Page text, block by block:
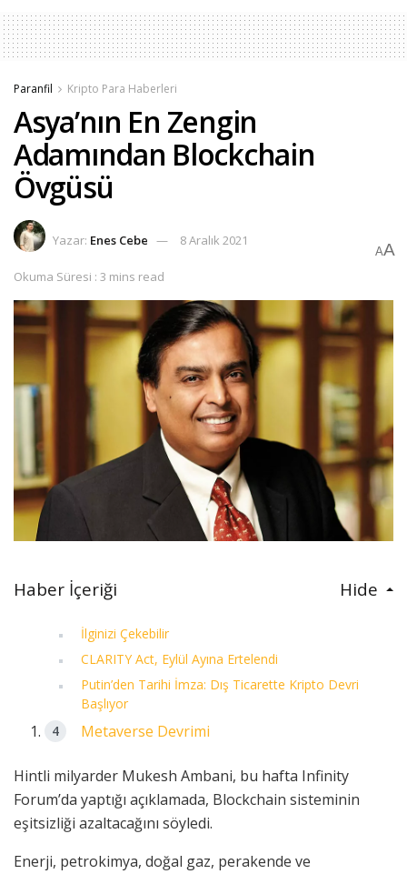
Paranfil Kripto Para Haberleri
Asya’nın En Zengin
Adamından Blockchain
Övgüsü
Yazar: Enes Cebe 8 Aralık 2021
Okuma Süresi : 3 mins read
AA
Haber İçeriği Hide
İlginizi Çekebilir
CLARITY Act, Eylül Ayına Ertelendi
Putin’den Tarihi İmza: Dış Ticarette Kripto Devri
Başlıyor
Metaverse Devrimi
Hintli milyarder Mukesh Ambani, bu hafta Infinity
Forum’da yaptığı açıklamada, Blockchain sisteminin
eşitsizliği azaltacağını söyledi.
Enerji, petrokimya, doğal gaz, perakende ve